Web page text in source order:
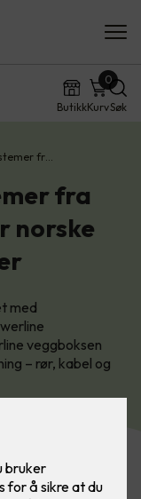
ButikkKurv
0
Søk
fr…
fra
norske
med
veggboksen
– rør, kabel og